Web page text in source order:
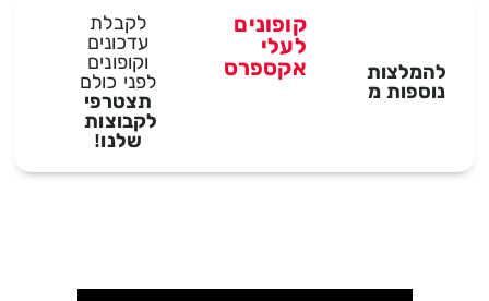
להמלצות
נוספות מ
לקבלת
עדכונים
וקופונים
לפני כולם
תצטרפי
לקבוצות
שלנו!
קופונים
לעלי
אקספרס